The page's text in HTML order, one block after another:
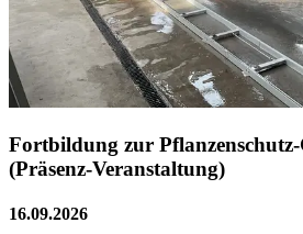
Fortbildung zur
(Präsenz-Veranstaltung)
16.09.2026